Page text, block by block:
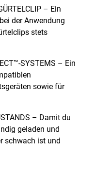
besteht zu 50% aus
was den
Teil des 18V
der
wird mit einem
und einem 1A
Material ist durch
– Ein
der Anwendung
stets
SYSTEMS – Ein
sowie für
– Damit du
geladen und
schwach ist und